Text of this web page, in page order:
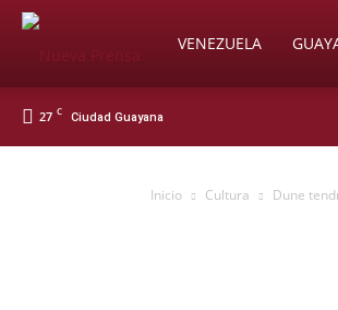
SoyVENEZUELA
27 C Ciudad Guayana
Inicio Cultura Dune